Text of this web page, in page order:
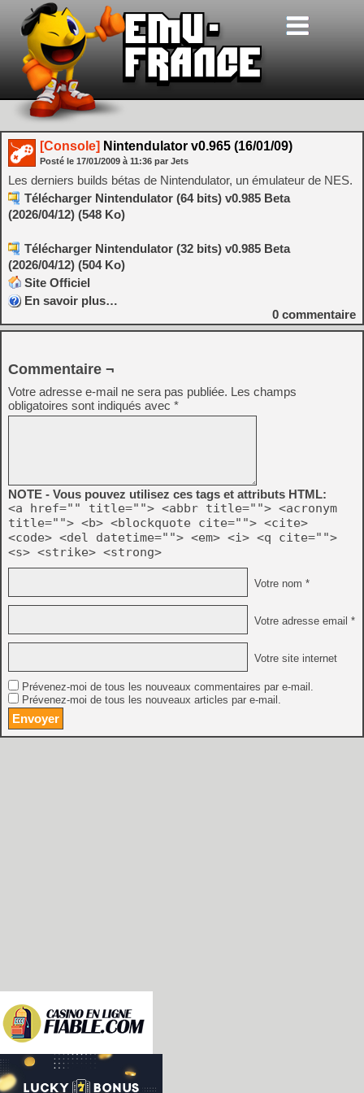
[Console] Nintendulator v0.965 (16/01/09)
Posté le 17/01/2009 à 11:36 par Jets
Les derniers builds bétas de Nintendulator, un émulateur de NES.
Télécharger Nintendulator (64 bits) v0.985 Beta
(2026/04/12) (548 Ko)
Télécharger Nintendulator (32 bits) v0.985 Beta
(2026/04/12) (504 Ko)
Site Officiel
En savoir plus…
0 commentaire
Commentaire ¬
Votre adresse e-mail ne sera pas publiée. Les champs
obligatoires sont indiqués avec *
NOTE - Vous pouvez utilisez ces tags et attributs HTML:
<a href="" title=""> <abbr title=""> <acronym
title=""> <b> <blockquote cite=""> <cite>
<code> <del datetime=""> <em> <i> <q cite="">
<s> <strike> <strong>
Votre nom *
Votre adresse email *
Votre site internet
Prévenez-moi de tous les nouveaux commentaires par e-mail.
Prévenez-moi de tous les nouveaux articles par e-mail.